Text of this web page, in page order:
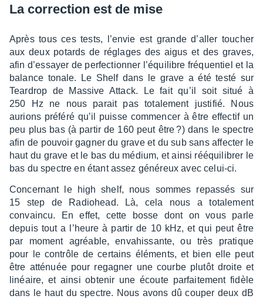
La correc­tion est de mise
Après tous ces tests, l’en­vie est grande d’al­ler toucher
aux deux potards de réglages des aigus et des graves,
afin d’es­sayer de perfec­tion­ner l’équi­libre fréquen­tiel et la
balance tonale. Le Shelf dans le grave a été testé sur
Tear­drop de Massive Attack. Le fait qu’il soit situé à
250 Hz ne nous parait pas tota­le­ment justi­fié. Nous
aurions préféré qu’il puisse commen­cer à être effec­tif un
peu plus bas (à partir de 160 peut être ?) dans le spectre
afin de pouvoir gagner du grave et du sub sans affec­ter le
haut du grave et le bas du médium, et ainsi rééqui­li­brer le
bas du spectre en étant assez géné­reux avec celui-ci.
Concer­nant le high shelf, nous sommes repas­sés sur
15 step de Radio­head. Là, cela nous a tota­le­ment
convaincu. En effet, cette bosse dont on vous parle
depuis tout a l’heure à partir de 10 kHz, et qui peut être
par moment agréable, enva­his­sante, ou très pratique
pour le contrôle de certains éléments, et bien elle peut
être atté­nuée pour rega­gner une courbe plutôt droite et
linéaire, et ainsi obte­nir une écoute parfai­te­ment fidèle
dans le haut du spectre. Nous avons dû couper deux dB